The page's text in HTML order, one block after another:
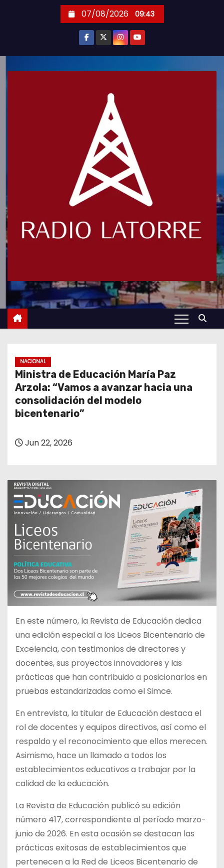
07/08/2026 09:43
NACIONAL
Ministra de Educación María Paz
Arzola: “Vamos a avanzar hacia una
consolidación del modelo
bicentenario”
Jun 22, 2026
En este número, la Revista de Educación dedica
una edición especial a los Liceos Bicentenario de
Excelencia, con testimonios de directores y
docentes, sus proyectos innovadores y las
prácticas que han contribuido a posicionarlos en
pruebas estandarizadas como el Simce.
En entrevista, la titular de Educación destaca el
rol de docentes y equipos directivos, así como el
respaldo y el reconocimiento que ellos merecen.
Asimismo, hace un llamado a todos los
establecimientos educativos a trabajar por la
calidad de la educación.
La Revista de Educación publicó su edición
número 417, correspondiente al período marzo-
junio de 2026. En esta ocasión se destacan las
prácticas exitosas de establecimientos que
pertenecen a la Red de Liceos Bicentenario de